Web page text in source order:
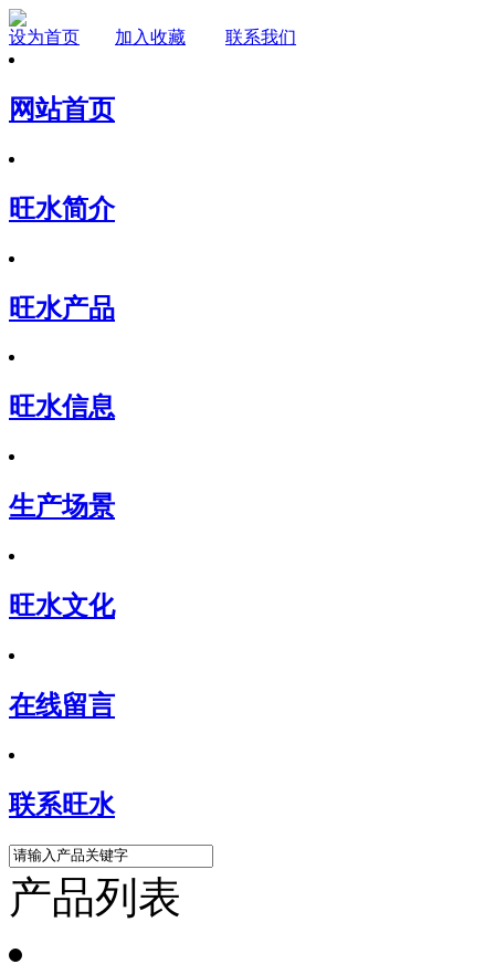
设为首页 加入收藏 联系我们
网站首页
旺水简介
旺水产品
旺水信息
生产场景
旺水文化
在线留言
联系旺水
产品列表